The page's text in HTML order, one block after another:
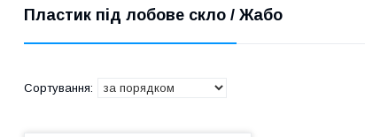
Пластик під лобове скло / Жабо